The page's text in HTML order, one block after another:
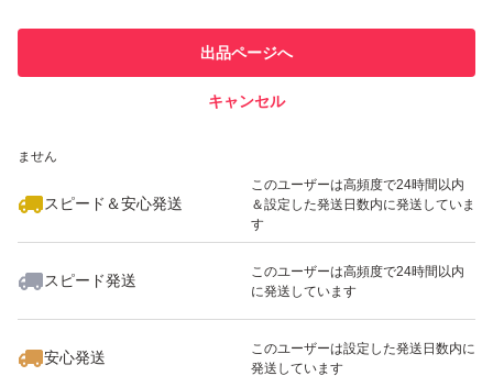
での取引実績があります
ません
スピード＆安心発送
このユーザーは高頻度で24時間以内
＆設定した発送日数内に発送していま
す
スピード発送
このユーザーは高頻度で24時間以内
に発送しています
安心発送
このユーザーは設定した発送日数内に
発送しています
出品ページへ
キャンセル
いいね！
18,000